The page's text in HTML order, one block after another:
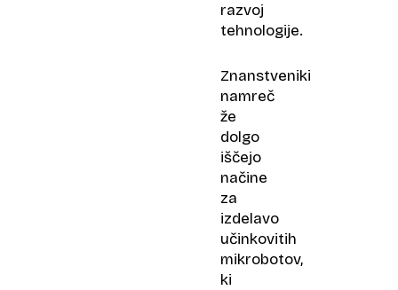
razvoj
tehnologije.
Znanstveniki
namreč
že
dolgo
iščejo
načine
za
izdelavo
učinkovitih
mikrobotov,
ki